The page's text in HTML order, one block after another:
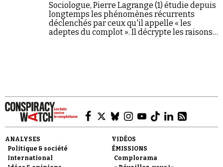
Faire un don
Sociologue, Pierre Lagrange (1) étudie depuis
longtemps les phénomènes récurrents
déclenchés par ceux qu'il appelle « les
adeptes du complot ». Il décrypte les raisons
ANALYSES
Politique & société
International
VIDÉOS
ÉMISSIONS
Complorama